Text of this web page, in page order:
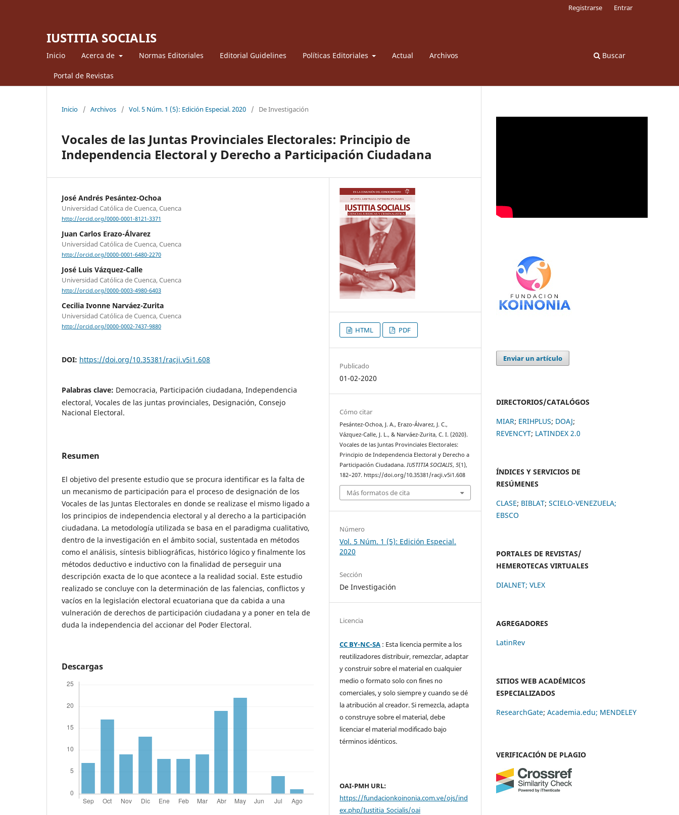
IUSTITIA SOCIALIS
Inicio Acerca de Normas Editoriales Editorial Guidelines Políticas Editoriales Actual Archivos
Portal de Revistas
Buscar
Registrarse Entrar
Inicio / Archivos / Vol. 5 Núm. 1 (5): Edición Especial. 2020 / De Investigación
Vocales de las Juntas Provinciales Electorales: Principio de
Independencia Electoral y Derecho a Participación Ciudadana
José Andrés Pesántez-Ochoa
Universidad Católica de Cuenca, Cuenca
http://orcid.org/0000-0001-8121-3371
Juan Carlos Erazo-Álvarez
Universidad Católica de Cuenca, Cuenca
http://orcid.org/0000-0001-6480-2270
José Luis Vázquez-Calle
Universidad Católica de Cuenca, Cuenca
http://orcid.org/0000-0003-4980-6403
Cecilia Ivonne Narváez-Zurita
Universidad Católica de Cuenca, Cuenca
http://orcid.org/0000-0002-7437-9880
DOI: https://doi.org/10.35381/racji.v5i1.608
Palabras clave: Democracia, Participación ciudadana, Independencia
electoral, Vocales de las juntas provinciales, Designación, Consejo
Nacional Electoral.
Resumen
El objetivo del presente estudio que se procura identificar es la falta de
un mecanismo de participación para el proceso de designación de los
Vocales de las Juntas Electorales en donde se realizase el mismo ligado a
los principios de independencia electoral y al derecho a la participación
ciudadana. La metodología utilizada se basa en el paradigma cualitativo,
dentro de la investigación en el ámbito social, sustentada en métodos
como el análisis, síntesis bibliográficas, histórico lógico y finalmente los
métodos deductivo e inductivo con la finalidad de perseguir una
descripción exacta de lo que acontece a la realidad social. Este estudio
realizado se concluye con la determinación de las falencias, conflictos y
vacíos en la legislación electoral ecuatoriana que da cabida a una
vulneración de derechos de participación ciudadana y a poner en tela de
duda la independencia del accionar del Poder Electoral.
Descargas
HTML PDF
Publicado
01-02-2020
Cómo citar
Pesántez-Ochoa, J. A., Erazo-Álvarez, J. C.,
Vázquez-Calle, J. L., & Narváez-Zurita, C. I. (2020).
Vocales de las Juntas Provinciales Electorales:
Principio de Independencia Electoral y Derecho a
Participación Ciudadana.IUSTITIA SOCIALIS,5(1),
182–207. https://doi.org/10.35381/racji.v5i1.608
Más formatos de cita
Número
Vol. 5 Núm. 1 (5): Edición Especial.
2020
Sección
De Investigación
Licencia
CC BY-NC-SA : Esta licencia permite a los
reutilizadores distribuir, remezclar, adaptar
y construir sobre el material en cualquier
medio o formato solo con fines no
comerciales, y solo siempre y cuando se dé
la atribución al creador. Si remezcla, adapta
o construye sobre el material, debe
licenciar el material modificado bajo
términos idénticos.
OAI-PMH URL:
https://fundacionkoinonia.com.ve/ojs/ind
ex.php/Iustitia_Socialis/oai
Enviar un artículo
DIRECTORIOS/CATALÓGOS
MIAR; ERIHPLUS; DOAJ;
REVENCYT; LATINDEX 2.0
ÍNDICES Y SERVICIOS DE
RESÚMENES
CLASE; BIBLAT; SCIELO-VENEZUELA;
EBSCO
PORTALES DE REVISTAS/
HEMEROTECAS VIRTUALES
DIALNET; VLEX
AGREGADORES
LatinRev
SITIOS WEB ACADÉMICOS
ESPECIALIZADOS
ResearchGate; Academia.edu; MENDELEY
VERIFICACIÓN DE PLAGIO